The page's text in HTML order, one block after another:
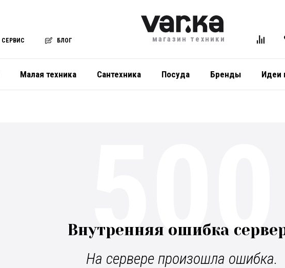
СЕРВИС БЛОГ магазин техники
Малая техника Сантехника Посуда Бренды Идеи
Внутренняя ошибка
На сервере произошла ошибка.
500